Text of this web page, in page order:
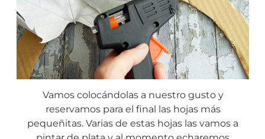
Vamos colocándolas a nuestro gusto y
reservamos para el final las hojas más
pequeñitas. Varias de estas hojas las vamos a